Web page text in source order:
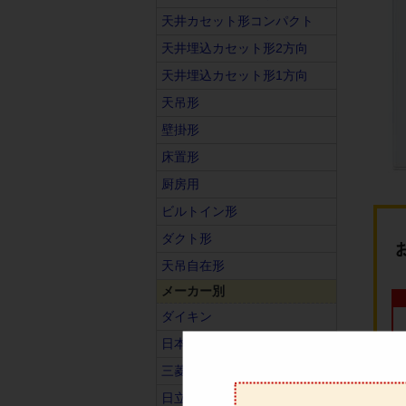
天井カセット形コンパクト
天井埋込カセット形2方向
天井埋込カセット形1方向
天吊形
壁掛形
床置形
厨房用
ビルトイン形
ダクト形
天吊自在形
メーカー別
ダイキン
日本キヤリア（旧東芝）
三菱電機
日立